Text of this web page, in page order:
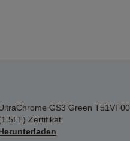
GS3 Green T51VF00
Zertifikat